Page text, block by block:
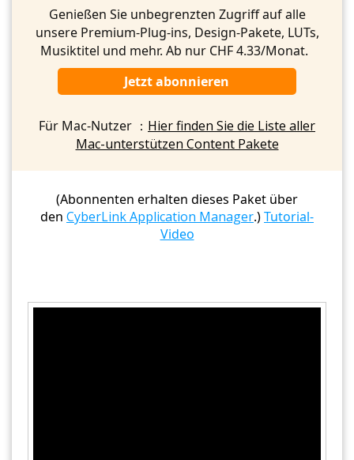
Genießen Sie unbegrenzten Zugriff auf alle
unsere Premium-Plug-ins, Design-Pakete, LUTs,
Musiktitel und mehr. Ab nur CHF 4.33/Monat.
Jetzt abonnieren
Für Mac-Nutzer ： Hier finden Sie die Liste aller
Mac-unterstützen Content Pakete
(Abonnenten erhalten dieses Paket über
den CyberLink Application Manager.)Tutorial-
Video